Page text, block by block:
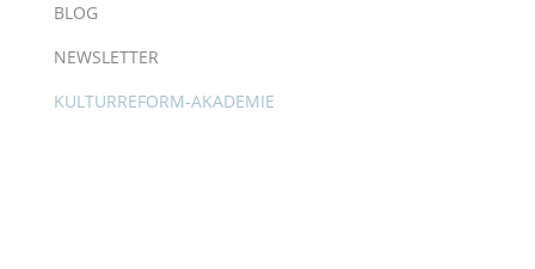
BLOG
NEWSLETTER
KULTURREFORM-AKADEMIE